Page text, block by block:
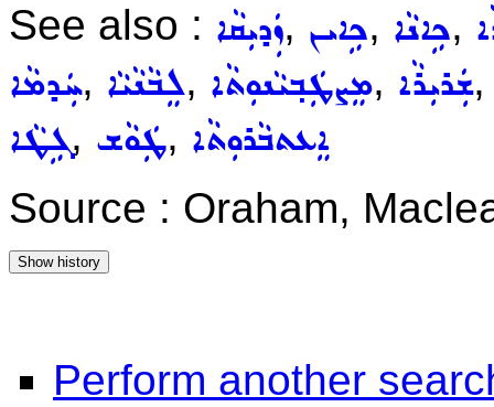
See also : ܙܲܕܝܼܩܵܐ, ܟܹܐܝܢ, ܟܹܐܢܵܐ,
ܚܲܕܡܵܐ, ܠܸܒܵܢܵܝܵܐ, ܡܸܨܛܲܒ݂ܝܵܢܘܼܬܵܐ, ܫܲܪܝܼܪܵܐ
ܓܹܛܵܐ, ܛܲܘܵܫ, ܐܸܥܬܒܵܪܘܼܬܵܐ
Source : Oraham,
Perform another